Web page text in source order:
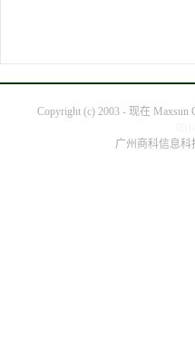
Copyright (c) 2003 - 现在 Maxsun
广州商科信息科